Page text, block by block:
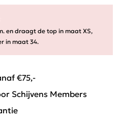
en draagt de top in maat XS,
in maat 34.
€75,-
Schijvens Members